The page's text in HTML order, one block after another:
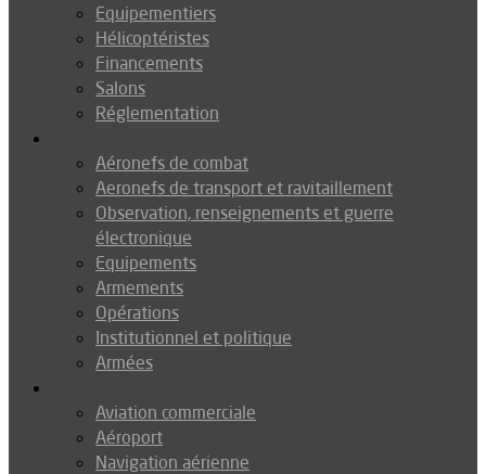
Equipementiers
Hélicoptéristes
Financements
Salons
Réglementation
Aéronefs de combat
Aeronefs de transport et ravitaillement
Observation, renseignements et guerre
électronique
Equipements
Armements
Opérations
Institutionnel et politique
Armées
Aviation commerciale
Aéroport
Navigation aérienne